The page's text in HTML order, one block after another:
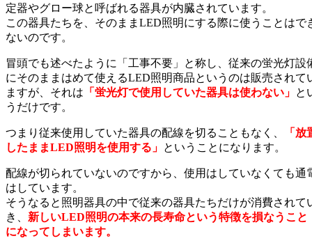
定器やグロー球と呼ばれる器具が内臓されています。
この器具たちを、そのままLED照明にする際に使うことはで
ないのです。
冒頭でも述べたように「工事不要」と称し、従来の蛍光灯設
にそのままはめて使えるLED照明商品というのは販売されて
ますが、それは 「蛍光灯で使用していた器具は使わない」 と
うだけです。
つまり従来使用していた器具の配線を切ることもなく、
「放
したままLED照明を使用する」 ということになります。
配線が切られていないのですから、使用はしていなくても通
はしています。
そうなると照明器具の中で従来の器具たちだけが消費されて
き、 新しいLED照明の本来の長寿命という特徴を損なうこと
になってしまいます。